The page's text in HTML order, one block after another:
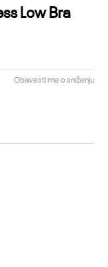
Low Bra
Obavesti me o sniženju